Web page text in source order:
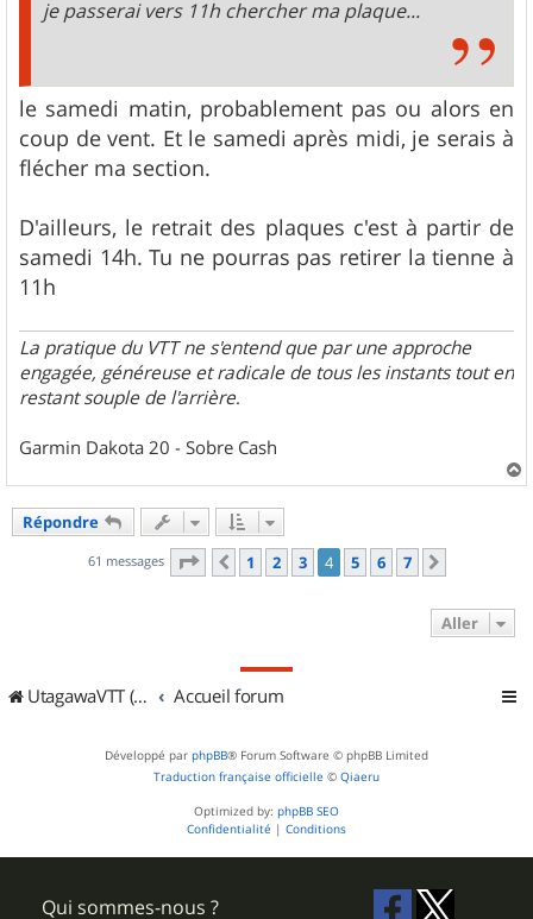
je passerai vers 11h chercher ma plaque...
le samedi matin, probablement pas ou alors en
coup de vent. Et le samedi après midi, je serais à
flécher ma section.
D'ailleurs, le retrait des plaques c'est à partir de
samedi 14h. Tu ne pourras pas retirer la tienne à
11h
La pratique du VTT ne s'entend que par une approche
engagée, généreuse et radicale de tous les instants tout en
restant souple de l'arrière.
Garmin Dakota 20 - Sobre Cash
a
Répondre
61 messages Page 4sur7
Précédent
1 2 3 4 5 6 7
Aller
UtagawaVTT (Randos VTT et VTTAE avec traces GPS) Accueil forum
Développé par phpBB® Forum Software © phpBB Limited
Traduction française officielle © Qiaeru
Optimized by: phpBB SEO
Confidentialité | Conditions
Qui sommes-nous ?